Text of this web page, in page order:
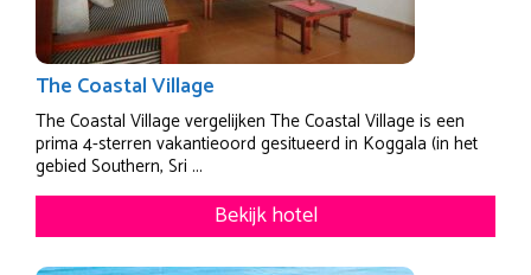
The Coastal Village
The Coastal Village vergelijken The Coastal Village is een
prima 4-sterren vakantieoord gesitueerd in Koggala (in het
gebied Southern, Sri ...
Bekijk hotel